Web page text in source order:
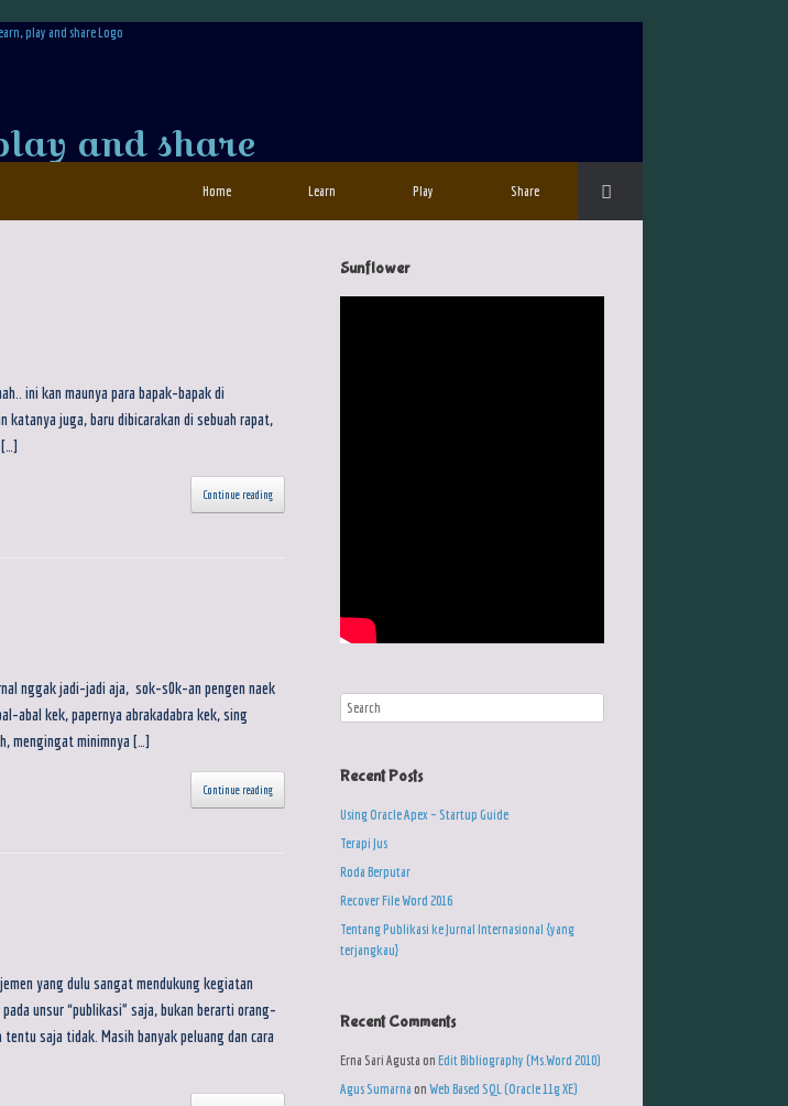
and share
Home Learn Play Share
ini kan maunya para bapak-bapak di
katanya juga, baru dibicarakan di sebuah rapat,
Continue reading
nggak jadi-jadi aja, sok-s0k-an pengen naek
abal kek, papernya abrakadabra kek, sing
mengingat minimnya […]
Continue reading
yang dulu sangat mendukung kegiatan
unsur “publikasi” saja, bukan berarti orang-
saja tidak. Masih banyak peluang dan cara
Sunflower
Recent Posts
Using Oracle Apex – Startup Guide
Terapi Jus
Roda Berputar
Recover File Word 2016
Tentang Publikasi ke Jurnal Internasional {yang
terjangkau}
Recent Comments
Erna Sari Agusta onEdit Bibliography (Ms.Word 2010)
Agus Sumarna onWeb Based SQL (Oracle 11g XE)